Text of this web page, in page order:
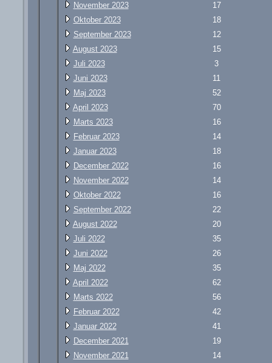
November 2023
17
Oktober 2023
18
September 2023
12
August 2023
15
Juli 2023
3
Juni 2023
11
Maj 2023
52
April 2023
70
Marts 2023
16
Februar 2023
14
Januar 2023
18
December 2022
16
November 2022
14
Oktober 2022
16
September 2022
22
August 2022
20
Juli 2022
35
Juni 2022
26
Maj 2022
35
April 2022
62
Marts 2022
56
Februar 2022
42
Januar 2022
41
December 2021
19
November 2021
14